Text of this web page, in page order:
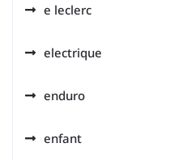
e leclerc
electrique
enduro
enfant